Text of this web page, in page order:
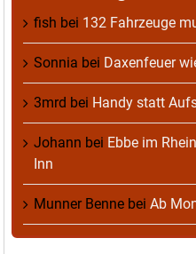
fish bei 132 Fahrzeuge
Sonnia bei Daxenfeuer
3mrd bei Handy statt
Johann bei Ebbe im
Inn
Munner Benne bei Ab